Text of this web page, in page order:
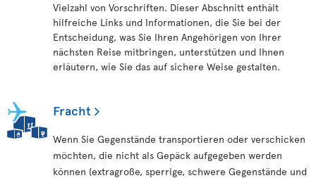
Vielzahl von Vorschriften. Dieser Abschnitt enthält
hilfreiche Links und Informationen, die Sie bei der
Entscheidung, was Sie Ihren Angehörigen von Ihrer
nächsten Reise mitbringen, unterstützen und Ihnen
erläutern, wie Sie das auf sichere Weise gestalten.
Fracht
Wenn Sie Gegenstände transportieren oder verschicken
möchten, die nicht als Gepäck aufgegeben werden
können (extragroße, sperrige, schwere Gegenstände und